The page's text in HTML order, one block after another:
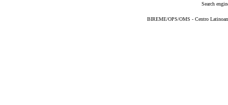
Search
BIREME/OPS/OMS - Centro